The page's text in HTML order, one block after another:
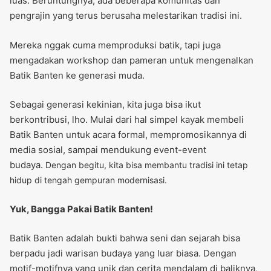
pengrajin yang terus berusaha melestarikan tradisi ini.
Mereka nggak cuma memproduksi batik, tapi juga
mengadakan workshop dan pameran untuk mengenalkan
Batik Banten ke generasi muda.
Sebagai generasi kekinian, kita juga bisa ikut
berkontribusi, lho. Mulai dari hal simpel kayak membeli
Batik Banten untuk acara formal, mempromosikannya di
media sosial, sampai mendukung event-event
budaya. Dengan begitu, kita bisa membantu tradisi ini tetap
hidup di tengah gempuran modernisasi.
Yuk, Bangga Pakai Batik Banten!
Batik Banten adalah bukti bahwa seni dan sejarah bisa
berpadu jadi warisan budaya yang luar biasa. Dengan
motif-motifnya yang unik dan cerita mendalam di baliknya,